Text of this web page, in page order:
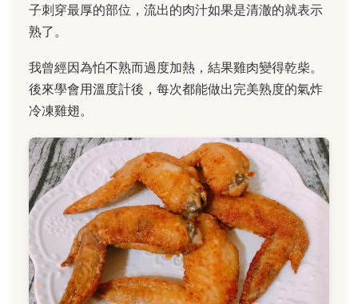
子刺穿最厚的部位，流出的肉汁如果是清澈的就表示
熟了。
我曾經因為怕不熟而過度加熱，結果雞肉變得乾柴。
後來學會用溫度計後，每次都能做出完美熟度的氣炸
冷凍雞翅。